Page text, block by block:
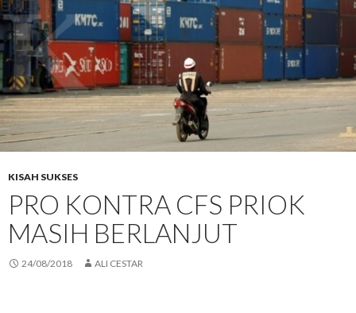
KISAH SUKSES
PRO KONTRA CFS PRIOK
MASIH BERLANJUT
24/08/2018 ALI CESTAR